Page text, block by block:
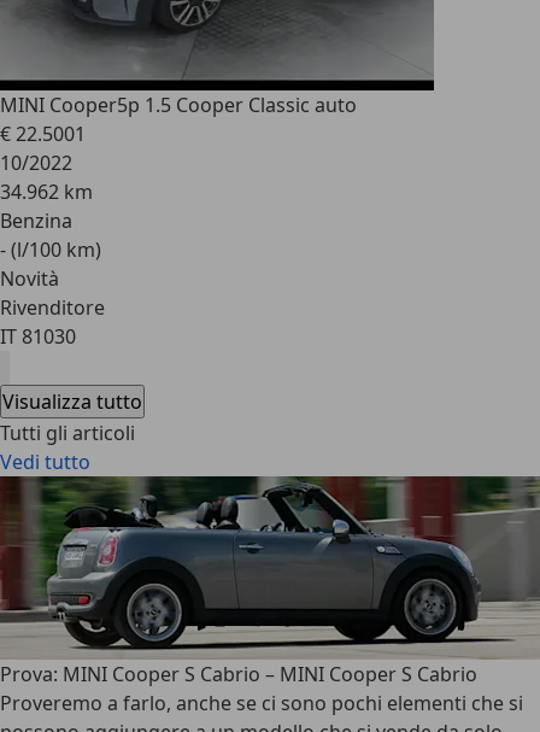
MINI Cooper5p 1.5 Cooper Classic auto
€ 22.5001
10/2022
34.962 km
Benzina
- (l/100 km)
Novità
Rivenditore
IT 81030
Visualizza tutto
Tutti gli articoli
Vedi tutto
Prova: MINI Cooper S Cabrio – MINI Cooper S Cabrio
Proveremo a farlo, anche se ci sono pochi elementi che si